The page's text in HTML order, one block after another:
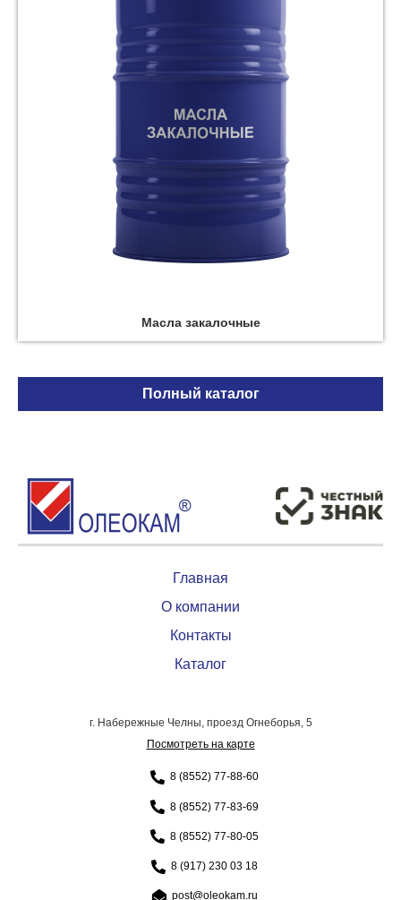
Масла закалочные
Полный каталог
Главная
О компании
Контакты
Каталог
г. Набережные Челны, проезд Огнеборья, 5
Посмотреть на карте
8 (8552) 77-88-60
8 (8552) 77-83-69
8 (8552) 77-80-05
8 (917) 230 03 18
post@oleokam.ru